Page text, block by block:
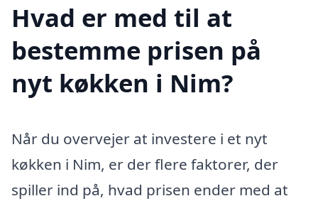
Hvad er med til at
bestemme prisen på
nyt køkken i Nim?
Når du overvejer at investere i et nyt
køkken i Nim, er der flere faktorer, der
spiller ind på, hvad prisen ender med at